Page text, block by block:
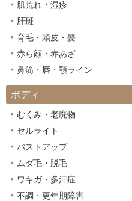
肌荒れ・湿疹
肝斑
育毛・頭皮・髪
赤ら顔・赤あざ
鼻筋・唇・顎ライン
ボディ
むくみ・老廃物
セルライト
バストアップ
ムダ毛・脱毛
ワキガ・多汗症
不調・更年期障害